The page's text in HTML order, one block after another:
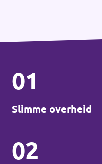
01
Slimme overheid
02